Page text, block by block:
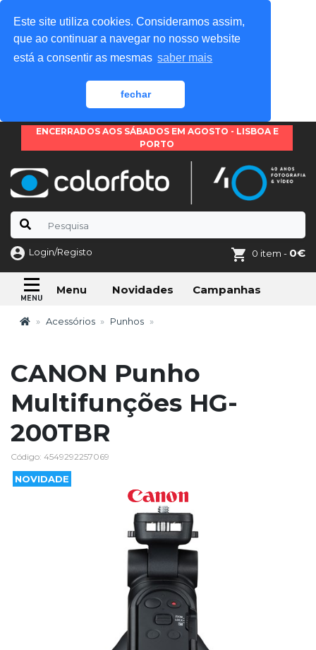
Este site utiliza cookies. Consideramos assim,
que ao continuar a navegar no nosso website
está a consentir as mesmas saber mais
fechar
ENCERRADOS AOS SÁBADOS EM AGOSTO - LISBOA E
PORTO
Login/Registo 0 item - 0€
Menu Novidades Campanhas
Acessórios Punhos
CANON Punho
Multifunções HG-
200TBR
Código: 4549292257069
NOVIDADE